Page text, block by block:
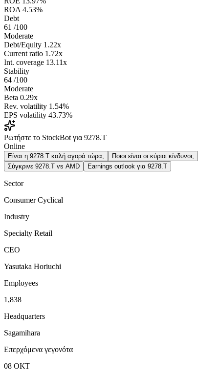
ROA 4.53%
Debt
61 /100
Moderate
Debt/Equity 1.22x
Current ratio 1.72x
Int. coverage 13.11x
Stability
64 /100
Moderate
Beta 0.29x
Rev. volatility 1.54%
EPS volatility 43.73%
Ρωτήστε το StockBot για 9278.T
Online
Είναι η 9278.T καλή αγορά τώρα;
Ποιοι είναι οι κύριοι κίνδυνοι;
Σύγκρινε 9278.T vs AMD
Earnings outlook για 9278.T
Sector
Consumer Cyclical
Industry
Specialty Retail
CEO
Yasutaka Horiuchi
Employees
1,838
Headquarters
Sagamihara
Επερχόμενα γεγονότα
08 ΟΚΤ